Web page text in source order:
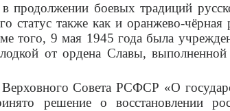
продолжении боевых традиций
также как и оранжево-чёрная
того, 9 мая 1945 года была
от ордена Славы, выполненной
Совета РСФСР «О
решение о восстановлении